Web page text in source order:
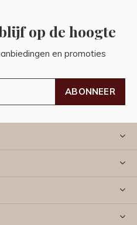
op de hoogte
en promoties
ABONNEER